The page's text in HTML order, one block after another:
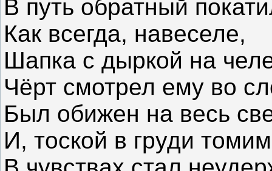
В путь обратный
Как всегда, навеселе,
Шапка с дыркой на
Чёрт смотрел ему во
Был обижен на весь
И, тоской в груди